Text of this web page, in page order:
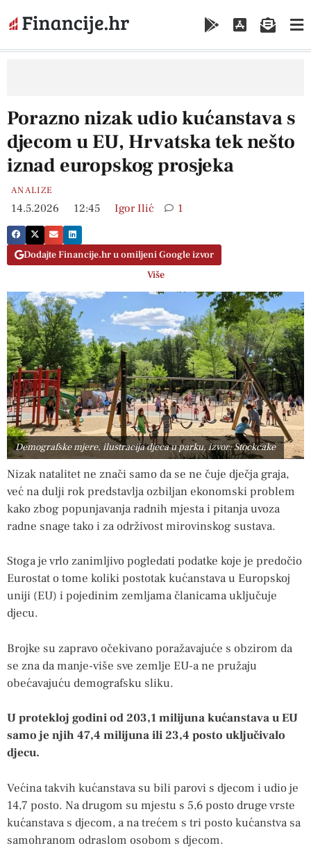
Porazno nizak udio kućanstava s
djecom u EU, Hrvatska tek nešto
iznad europskog prosjeka
ANALIZE
14.5.2026 12:45 Igor Ilić 1
Dodajte Financije.hr u omiljeni Google izvor
Više
Demografske mjere, ilustracija djeca u parku, izvor: Stockcake
Nizak natalitet ne znači samo da se ne čuje dječja graja,
već na dulji rok predstavlja ozbiljan ekonomski problem
kako zbog popunjavanja radnih mjesta i pitanja uvoza
radne snage tako i za održivost mirovinskog sustava.
Stoga je vrlo zanimljivo pogledati podatke koje je predočio
Eurostat o tome koliki postotak kućanstava u Europskoj
uniji (EU) i pojedinim zemljama članicama uključuje
djecu.
Brojke su zapravo očekivano poražavajuće s obzirom da
se zna da manje-više sve zemlje EU-a ne pružaju
obećavajuću demografsku sliku.
U protekloj godini od 203,1 milijuna kućanstava u EU
samo je njih 47,4 milijuna ili 23,4 posto uključivalo
djecu.
Većina takvih kućanstava su bili parovi s djecom i udio je
14,7 posto. Na drugom su mjestu s 5,6 posto druge vrste
kućanstava s djecom, a na trećem s tri posto kućanstva sa
samohranom odraslom osobom s djecom.